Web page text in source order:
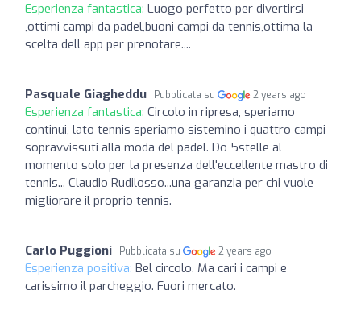
Esperienza fantastica: Luogo perfetto per divertirsi
,ottimi campi da padel,buoni campi da tennis,ottima la
scelta dell app per prenotare....
Pasquale Giagheddu Pubblicata su 2 years ago
Esperienza fantastica: Circolo in ripresa, speriamo
continui, lato tennis speriamo sistemino i quattro campi
sopravvissuti alla moda del padel. Do 5stelle al
momento solo per la presenza dell'eccellente mastro di
tennis... Claudio Rudilosso...una garanzia per chi vuole
migliorare il proprio tennis.
Carlo Puggioni Pubblicata su 2 years ago
Esperienza positiva: Bel circolo. Ma cari i campi e
carissimo il parcheggio. Fuori mercato.